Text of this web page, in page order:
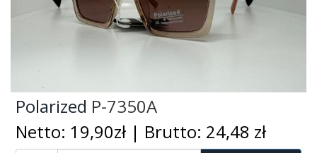
Polarized P-7350A
Netto: 19,90zł | Brutto: 24,48 zł